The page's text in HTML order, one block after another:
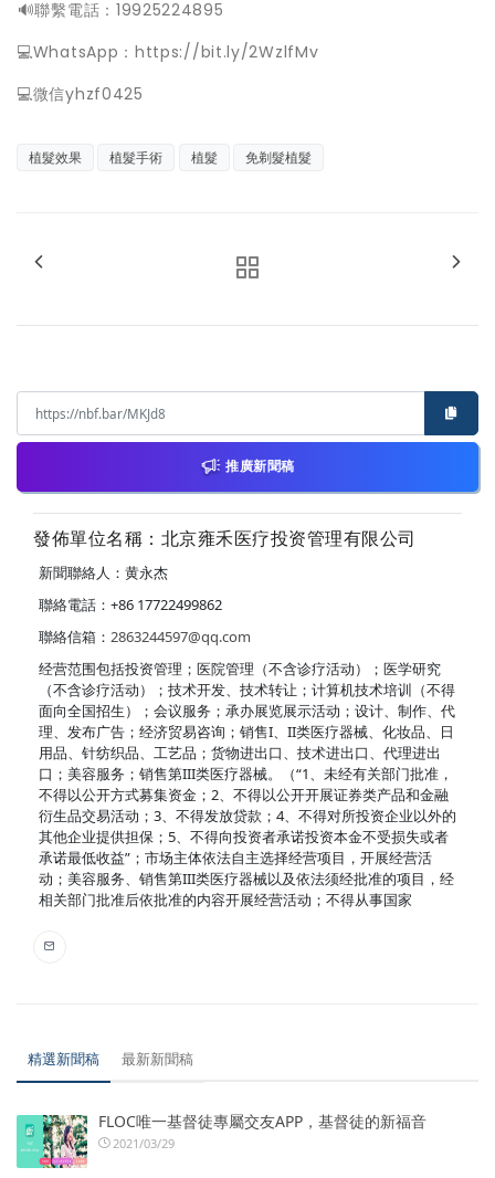
️🔊聯繫電話：19925224895
💻WhatsApp：https://bit.ly/2WzlfMv
💻微信yhzf0425
植髮效果 植髮手術 植髮 免剃髮植髮
推廣新聞稿
發佈單位名稱：北京雍禾医疗投资管理有限公司
新聞聯絡人：黄永杰
聯絡電話：+86 17722499862
聯絡信箱： 2863244597@qq.com
经营范围包括投资管理；医院管理（不含诊疗活动）；医学研究
（不含诊疗活动）；技术开发、技术转让；计算机技术培训（不得
面向全国招生）；会议服务；承办展览展示活动；设计、制作、代
理、发布广告；经济贸易咨询；销售I、II类医疗器械、化妆品、日
用品、针纺织品、工艺品；货物进出口、技术进出口、代理进出
口；美容服务；销售第III类医疗器械。（“1、未经有关部门批准，
不得以公开方式募集资金；2、不得以公开开展证券类产品和金融
衍生品交易活动；3、不得发放贷款；4、不得对所投资企业以外的
其他企业提供担保；5、不得向投资者承诺投资本金不受损失或者
承诺最低收益”；市场主体依法自主选择经营项目，开展经营活
动；美容服务、销售第III类医疗器械以及依法须经批准的项目，经
相关部门批准后依批准的内容开展经营活动；不得从事国家
精選新聞稿 最新新聞稿
FLOC唯一基督徒專屬交友APP，基督徒的新福音
2021/03/29